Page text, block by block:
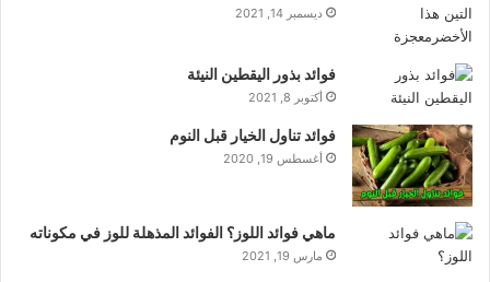
ديسمبر 14, 2021
فوائد بذور اليقطين النيئة
أكتوبر 8, 2021
فوائد تناول الخيار قبل النوم
أغسطس 19, 2020
ماهي فوائد اللوز؟ الفوائد المذهلة للوز في مكوناته
مارس 19, 2021